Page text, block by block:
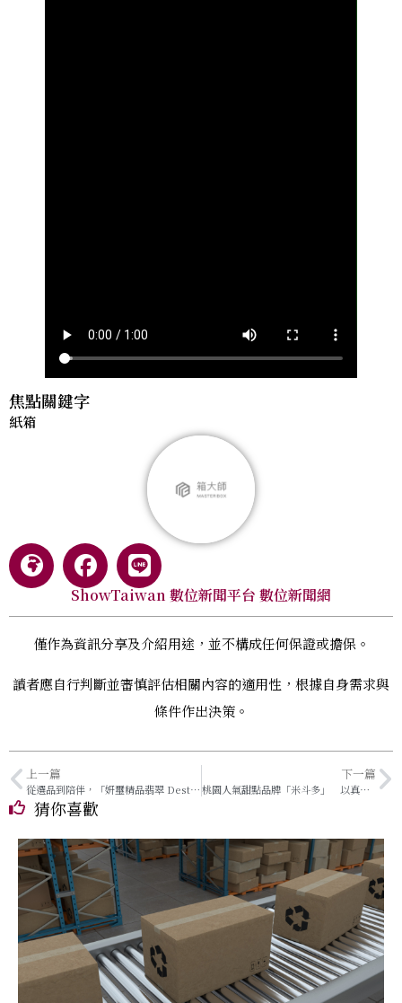
焦點關鍵字
紙箱
ShowTaiwan 數位新聞平台 數位新聞網
僅作為資訊分享及介紹用途，並不構成任何保證或擔保。
讀者應自行判斷並審慎評估相關內容的適用性，根據自身需求與
條件作出決策。
上一篇
從選品到陪伴，「妍璽精品翡翠 Destiny Jade」以專業判斷重塑當代翡翠收藏體驗
下一篇
桃園人氣甜點品牌「米斗多」 以真材實料與職人精神打造值得分享的幸福味道
猜你喜歡